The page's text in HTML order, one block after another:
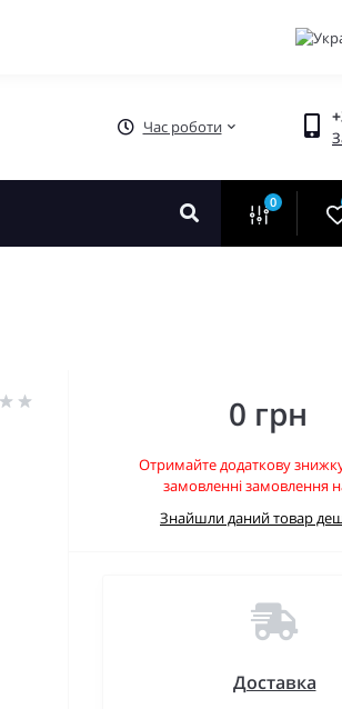
Час роботи
0
0 грн
Отримайте додаткову
замовленні замовлення
Знайшли даний товар
Доставка